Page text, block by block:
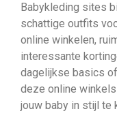
Babykleding sites
schattige outfits
online winkelen,
interessante
dagelijkse basics
deze online
jouw baby in stijl te